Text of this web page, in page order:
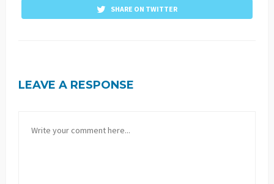
SHARE ON TWITTER
LEAVE A RESPONSE